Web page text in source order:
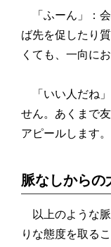
「ふーん」：会
ば先を促したり
くても、一向に
「いい人だね」
せん。あくまで
アピールします。
脈なしからの
以上のような脈
りな態度を取る